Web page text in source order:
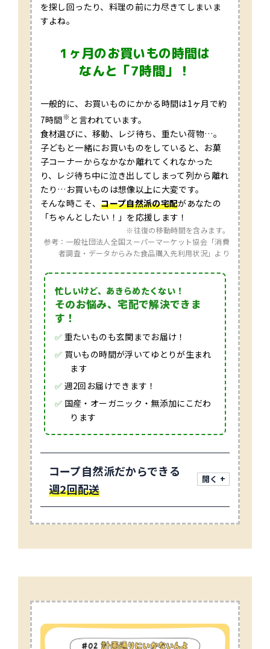
を探し回ったり、料理の前に力尽きてしまいま
すよね。
1ヶ月のお買いもの時間は
なんと「7時間」！
一般的に、お買いものにかかる時間は1ヶ月で約
7時間※ と言われています。
食材選びに、移動、レジ待ち、重たい荷物…。
子どもと一緒にお買いものをしていると、お菓
子コーナーからなかなか離れてくれなかった
り、レジ待ち中に泣き出してしまって列から離れ
たり…お買いものは想像以上に大変です。
そんな時こそ、コープ自然派の宅配があなたの
「ちゃんとしたい！」を応援します！
※往復の移動時間を含みます。
参考：一般社団法人全国スーパーマーケット協会「消費
者調査・データからみた食品購入先利用状況」より
忙しいけど、あきらめたくない！
そのお悩み、宅配で解決できま
す！
✅ 重たいものも玄関までお届け！
✅ 買いもの時間が浮いてゆとりが生まれ
ます
✅ 週2回お届けできます！
✅ 国産・オーガニック・無添加にこだわ
ります
コープ自然派だからできる
週2回配送